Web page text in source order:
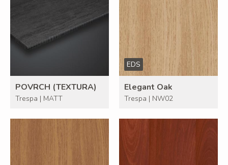
POVRCH (TEXTURA)
Trespa | MATT
EDS
Elegant Oak
Trespa | NW02